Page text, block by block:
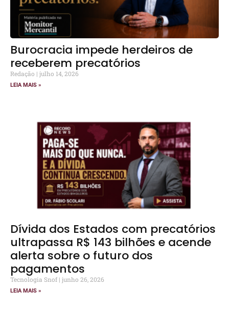
Burocracia impede herdeiros de
receberem precatórios
Redação julho 14, 2026
LEIA MAIS »
Dívida dos Estados com precatórios
ultrapassa R$ 143 bilhões e acende
alerta sobre o futuro dos
pagamentos
Tecnologia Snof junho 26, 2026
LEIA MAIS »